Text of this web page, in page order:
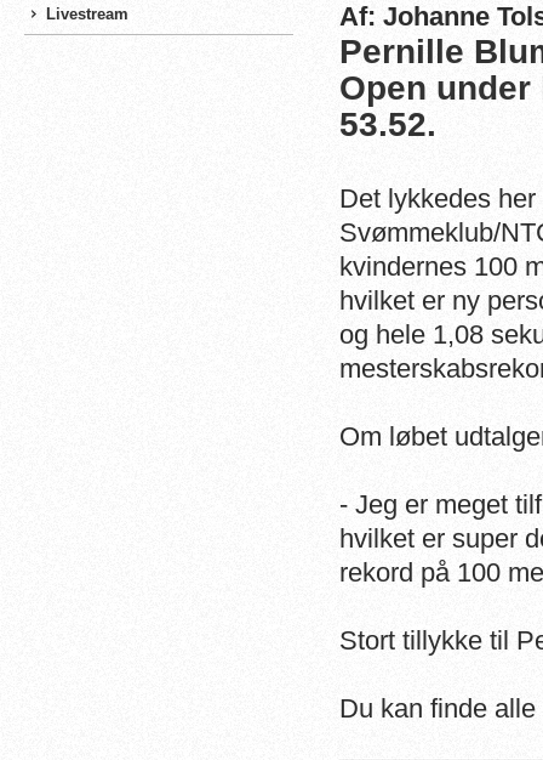
Livestream
Af: Johanne
Pernille
Open
53.52.
Det lykkedes
Svømmeklub/
kvindernes 100
hvilket er ny
og hele 1,08
Om løbet
- Jeg er meget
hvilket er super
rekord på 100
Stort tillykke til
Du kan finde